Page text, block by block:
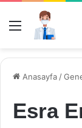
Menü
Anasayfa /
Esra